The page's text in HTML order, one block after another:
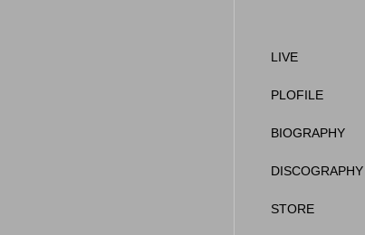
LIVE
PLOFILE
BIOGRAPHY
DISCOGRAPHY
STORE